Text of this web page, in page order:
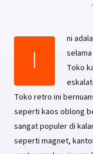
I
ni
Toko
Toko retro ini
seperti kaos oblong
sangat populer di
seperti magnet,